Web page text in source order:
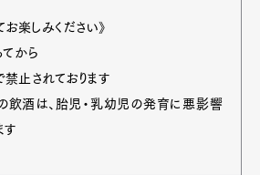
楽しみください》
から
止されております
飲酒は、胎児・乳幼児の発育に悪影響
す